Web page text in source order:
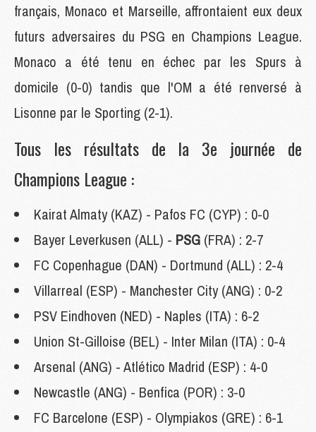
français, Monaco et Marseille, affrontaient eux deux
futurs adversaires du PSG en Champions League.
Monaco a été tenu en échec par les Spurs à
domicile (0-0) tandis que l'OM a été renversé à
Lisonne par le Sporting (2-1).
Tous les résultats de la 3e journée de
Champions League :
Kairat Almaty (KAZ) - Pafos FC (CYP) : 0-0
Bayer Leverkusen (ALL) - PSG (FRA) : 2-7
FC Copenhague (DAN) - Dortmund (ALL) : 2-4
Villarreal (ESP) - Manchester City (ANG) : 0-2
PSV Eindhoven (NED) - Naples (ITA) : 6-2
Union St-Gilloise (BEL) - Inter Milan (ITA) : 0-4
Arsenal (ANG) - Atlético Madrid (ESP) : 4-0
Newcastle (ANG) - Benfica (POR) : 3-0
FC Barcelone (ESP) - Olympiakos (GRE) : 6-1